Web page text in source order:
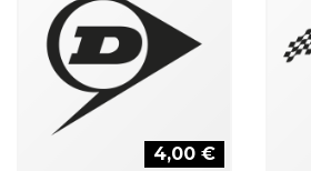
4,00 €